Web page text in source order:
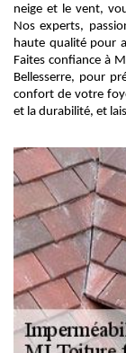
neige et le vent,
Nos experts,
haute qualité pour
Faites confiance à
Bellesserre, pour
confort de votre
et la durabilité, et